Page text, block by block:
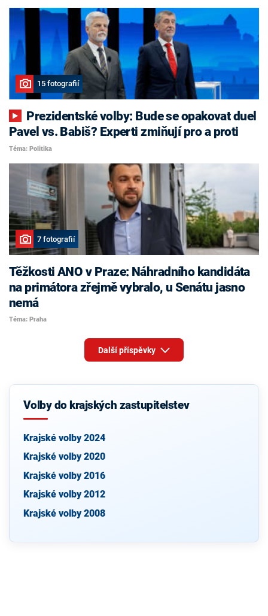
15 fotografií
Pavel vs. Babiš? Experti zmiňují pro a proti
Téma: Politika
7 fotografií
Těžkosti ANO v Praze: Náhradního kandidáta
na primátora zřejmě vybralo, u Senátu jasno
nemá
Téma: Praha
Další příspěvky
Volby do krajských zastupitelstev
Krajské volby 2024
Krajské volby 2020
Krajské volby 2016
Krajské volby 2012
Krajské volby 2008